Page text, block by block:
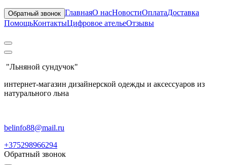
Обратный звонок ГлавнаяО насНовостиОплатаДоставка
ПомощьКонтактыЦифровое ательеОтзывы
"Льняной сундучок"
интернет-магазин дизайнерской одежды и аксессуаров из
натурального льна
belinfo88@mail.ru
+375298966294
Обратный звонок